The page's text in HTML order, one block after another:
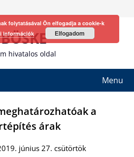
BÖSKE
hivatalos oldal
Menu
a
árak
június 27. csütörtök
folytatásával Ön elfogadja a cookie-k
információk Elfogadom